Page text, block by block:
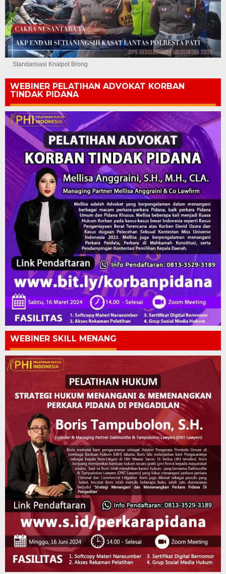
Standarisasi Knalpot Brong
WEBINER PELATIHAN ADVOKAT KORBAN
TINDAK PIDANA
WEBINER SKILL MENANG